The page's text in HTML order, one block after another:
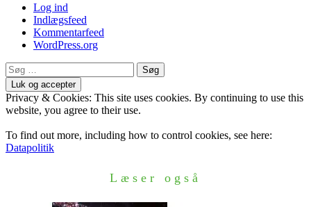
Log ind
Indlægsfeed
Kommentarfeed
WordPress.org
Søg
efter:
Privacy & Cookies: This site uses cookies. By continuing to use this
website, you agree to their use.
To find out more, including how to control cookies, see here:
Datapolitik
Læser også